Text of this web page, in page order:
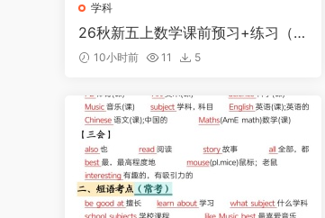
学科
26秋新五上数学课前预习+练习（人
教版）【参考答案】
10小时前 11 5